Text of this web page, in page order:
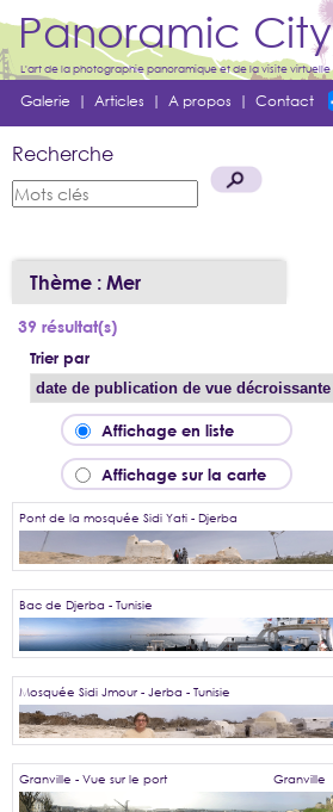
Panoramic City
L'art de la photographie panoramique et de la visite virtuelle
Galerie | Articles | A propos | Contact
Recherche
Thème : Mer
39 résultat(s)
Trier par
Affichage en liste
Affichage sur la carte
Pont de la mosquée Sidi Yati - Djerba
Bac de Djerba - Tunisie
Mosquée Sidi Jmour - Jerba - Tunisie
Granville - Vue sur le port Granville